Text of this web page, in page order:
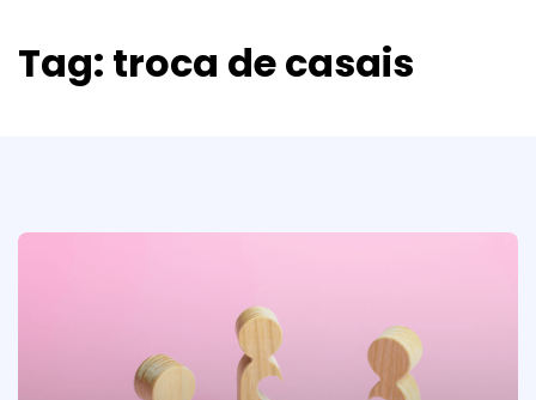
Tag: troca de casais